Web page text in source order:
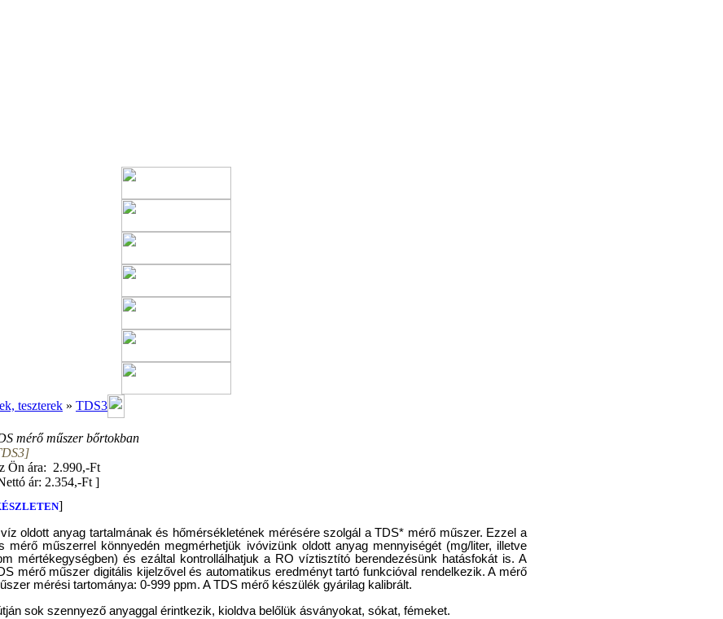
teszterek » TDS3
mérő műszer bőrtokban
Ön ára: 2.990,-Ft
ár: 2.354,-Ft ]
]
oldott anyag tartalmának és hőmérsékletének mérésére szolgál a TDS* mérő műszer. Ezzel a
mérő műszerrel könnyedén megmérhetjük ivóvizünk oldott anyag mennyiségét (mg/liter, illetve
mértékegységben) és ezáltal kontrollálhatjuk a RO víztisztító berendezésünk hatásfokát is. A
mérő műszer digitális kijelzővel és automatikus eredményt tartó funkcióval rendelkezik. A mérő
mérési tartománya: 0-999 ppm. A TDS mérő készülék gyárilag kalibrált.
sok szennyező anyaggal érintkezik, kioldva belőlük ásványokat, sókat, fémeket.